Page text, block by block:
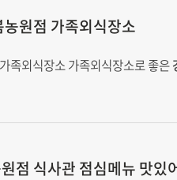
농원점 가족외식장소
족외식장소 가족외식장소로 좋은
점 식사관 점심메뉴 맛있